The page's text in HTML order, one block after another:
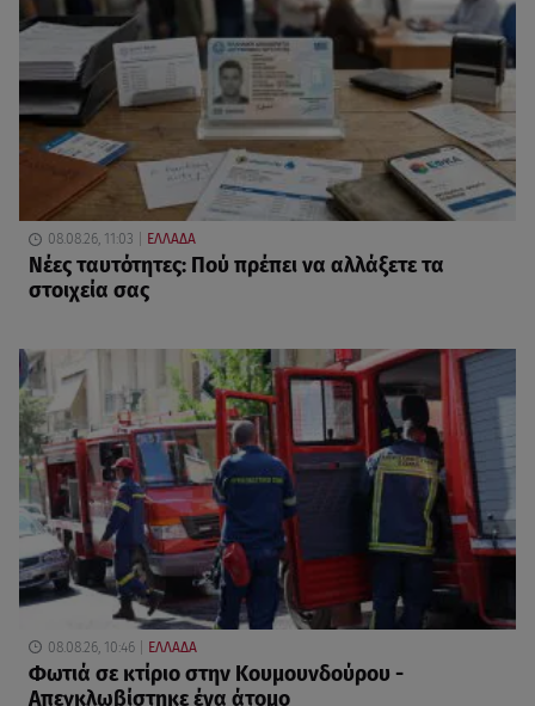
08.08.26, 11:03 ΕΛΛΑΔΑ
Νέες ταυτότητες: Πού πρέπει να αλλάξετε τα
στοιχεία σας
08.08.26, 10:46 ΕΛΛΑΔΑ
Φωτιά σε κτίριο στην Κουμουνδούρου -
Απεγκλωβίστηκε ένα άτομο